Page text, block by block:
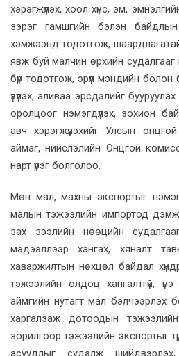
хэрэгжүүлэх, хоол хүнс, эм,
зэрэг гамшгийн бэлэн
хэмжээнд тодотгож, шаардлагатай
явж буй малчин өрхийн судалгааг
бүр тодотгож, эрүүл мэндийн
үзүүлэх, аливаа эрсдэлийг
оролцоог нэмэгдүүлэх, зохион
авч хэрэгжүүлэхийг Улсын
аймаг, нийслэлийн Онцгой
нарт үүрэг болголоо.
Мөн мал, махны экспортыг
малын тэжээлийн импортод
зах зээлийн нөөцийн
мэдээллээр хангах, хяналт
хаваржилтын нөхцөл байдал
тэжээлийн олдоц хангалтгүй,
аймгийн нутагт мал бэлчээрлэх
харгалзаж дотоодын тэжээлийн
зорилгоор тэжээлийн экспортыг
асуудлыг судалж